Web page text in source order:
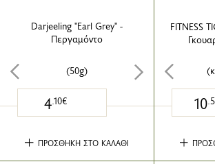
Darjeeling ''Earl Grey'' -
Περγαμόντο
(50g)
4.10€
ΠΡΟΣΘΗΚΗ ΣΤΟ ΚΑΛΑΘΙ
FITNESS
10